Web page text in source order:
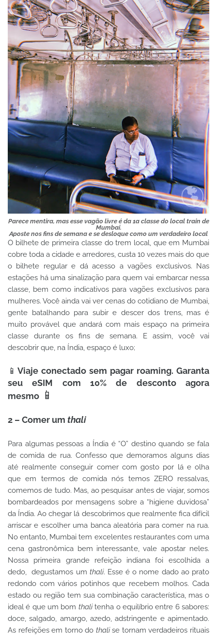
Parece mentira, mas esse vagão livre é da 1a classe do local train de
Mumbai.
Aposte nos fins de semana e se desloque como um verdadeiro local
O bilhete de primeira classe do trem local, que em Mumbai
cobre toda a cidade e arredores, custa 10 vezes mais do que
o bilhete regular e dá acesso a vagões exclusivos. Nas
estações há uma sinalização para quem vai embarcar nessa
classe, bem como indicativos para vagões exclusivos para
mulheres. Você ainda vai ver cenas do cotidiano de Mumbai,
gente batalhando para subir e descer dos trens, mas é
muito provável que andará com mais espaço na primeira
classe durante os fins de semana. E assim, você vai
descobrir que, na Índia, espaço é luxo;
📱 Viaje conectado sem pagar roaming. Garanta
seu eSIM com 10% de desconto agora
mesmo 📱
2 – Comer um thali
Para algumas pessoas a Índia é “O” destino quando se fala
de comida de rua. Confesso que demoramos alguns dias
até realmente conseguir comer com gosto por lá e olha
que em termos de comida nós temos ZERO ressalvas,
comemos de tudo. Mas, ao pesquisar antes de viajar, somos
bombardeados por mensagens sobre a “higiene duvidosa”
da Índia. Ao chegar lá descobrimos que realmente fica difícil
arriscar e escolher uma banca aleatória para comer na rua.
No entanto, Mumbai tem excelentes restaurantes com uma
cena gastronômica bem interessante, vale apostar neles.
Nossa primeira grande refeição indiana foi escolhida a
dedo, degustamos um thali. Esse é o nome dado ao prato
redondo com vários potinhos que recebem molhos. Cada
estado ou região tem sua combinação característica, mas o
ideal é que um bom thalitenha o equilíbrio entre 6 sabores:
doce, salgado, amargo, azedo, adstringente e apimentado.
As refeições em torno do thalise tornam verdadeiros rituais